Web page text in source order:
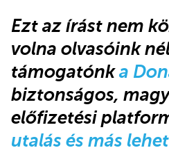
Ezt az írást nem
volna olvasóink
támogatónka
biztonságos,
előfizetési
utalás és más